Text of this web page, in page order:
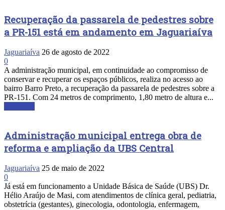
Recuperação da passarela de pedestres sobre
a PR-151 está em andamento em Jaguariaíva
Jaguariaíva 26 de agosto de 2022
0
A administração municipal, em continuidade ao compromisso de
conservar e recuperar os espaços públicos, realiza no acesso ao
bairro Barro Preto, a recuperação da passarela de pedestres sobre a
PR-151. Com 24 metros de comprimento, 1,80 metro de altura e...
Administração municipal entrega obra de
reforma e ampliação da UBS Central
Jaguariaíva 25 de maio de 2022
0
Já está em funcionamento a Unidade Básica de Saúde (UBS) Dr.
Hélio Araújo de Masi, com atendimentos de clínica geral, pediatria,
obstetrícia (gestantes), ginecologia, odontologia, enfermagem,